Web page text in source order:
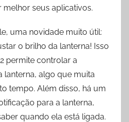
seus aplicativos.
uma novidade muito útil:
o brilho da lanterna! Isso
permite controlar a
lanterna, algo que muita
tempo. Além disso, há um
para a lanterna,
quando ela está ligada.